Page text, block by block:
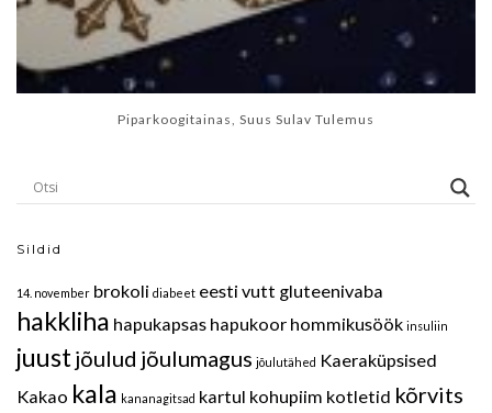
Piparkoogitainas, Suus Sulav Tulemus
Sildid
14. november brokoli diabeet eesti vutt gluteenivaba
hakkliha hapukapsas hapukoor hommikusöök insuliin
juustjõulud jõulumagus jõulutähed Kaeraküpsised
Kakao kala kananagitsad kartul kohupiim kotletid kõrvits